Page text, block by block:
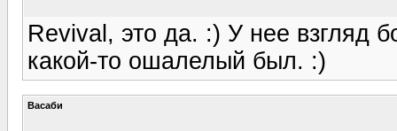
Revival, это да. :) У нее взгляд
какой-то ошалелый был. :)
Васаби